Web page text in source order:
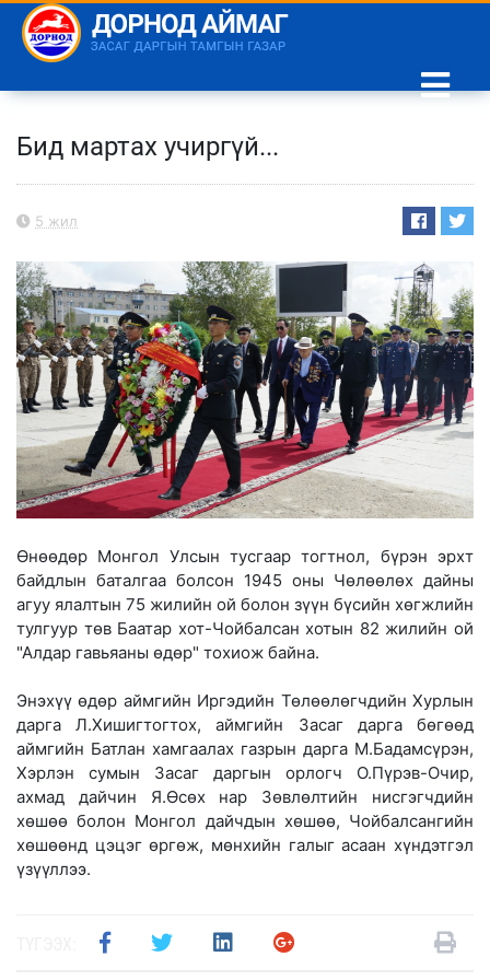
Бид мартах учиргүй...
5 жил
Өнөөдөр Монгол Улсын тусгаар тогтнол, бүрэн эрхт
байдлын баталгаа болсон 1945 оны Чөлөөлөх дайны
агуу ялалтын 75 жилийн ой болон зүүн бүсийн хөгжлийн
тулгуур төв Баатар хот-Чойбалсан хотын 82 жилийн ой
"Алдар гавьяаны өдөр" тохиож байна.
Энэхүү өдөр аймгийн Иргэдийн Төлөөлөгчдийн Хурлын
дарга Л.Хишигтогтох, аймгийн Засаг дарга бөгөөд
аймгийн Батлан хамгаалах газрын дарга М.Бадамсүрэн,
Хэрлэн сумын Засаг даргын орлогч О.Пүрэв-Очир,
ахмад дайчин Я.Өсөх нар Зөвлөлтийн нисгэгчдийн
хөшөө болон Монгол дайчдын хөшөө, Чойбалсангийн
хөшөөнд цэцэг өргөж, мөнхийн галыг асаан хүндэтгэл
үзүүллээ.